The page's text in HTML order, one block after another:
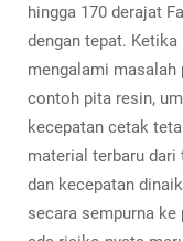
hingga 170 derajat
dengan tepat.
mengalami masalah
contoh pita resin,
kecepatan cetak
material terbaru dari
dan kecepatan
secara sempurna